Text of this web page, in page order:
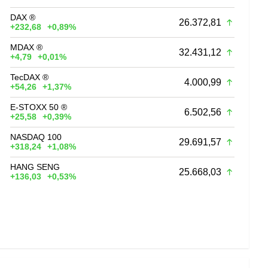
DAX ®
+232,68
+0,89% 26.372,81
MDAX ®
+4,79
+0,01% 32.431,12
TecDAX ®
+54,26
+1,37% 4.000,99
E-STOXX 50 ®
+25,58
+0,39% 6.502,56
NASDAQ 100
+318,24
+1,08% 29.691,57
HANG SENG
+136,03
+0,53% 25.668,03